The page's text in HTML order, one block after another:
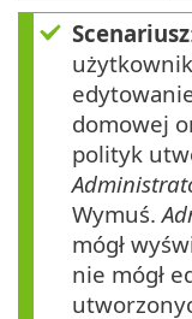
Scenariusz
domowej
polityk
Wymuś.
mógł
nie mógł